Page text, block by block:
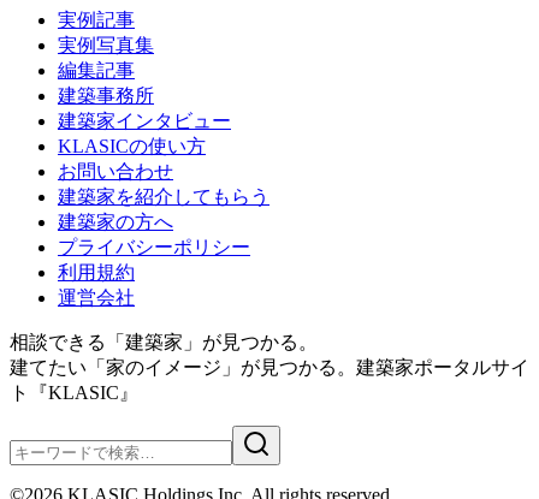
実例記事
実例写真集
編集記事
建築事務所
建築家インタビュー
KLASICの使い方
お問い合わせ
建築家を紹介してもらう
建築家の方へ
プライバシーポリシー
利用規約
運営会社
相談できる「建築家」が見つかる。
建てたい「家のイメージ」が見つかる。 建築家ポータルサイ
ト『KLASIC』
©2026 KLASIC Holdings Inc, All rights reserved.